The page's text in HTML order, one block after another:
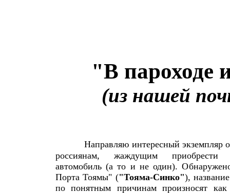
"В пароходе
(из нашей
Направляю интересный экземпляр
россиянам, жаждущим приобрести
автомобиль (а то и не один).
Порта Тоямы" ("Тояма-Синко"),
по понятным причинам произносят